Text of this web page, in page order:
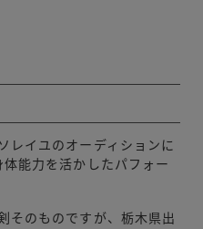
レイユのオーディションに
能力を活かしたパフォー
そのものですが、栃木県出